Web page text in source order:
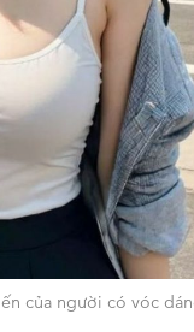
của người có vóc